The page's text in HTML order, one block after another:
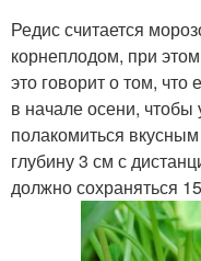
Редис считается
корнеплодом, при
это говорит о том, что
в начале осени, чтобы
полакомиться
глубину 3 см с
должно сохраняться